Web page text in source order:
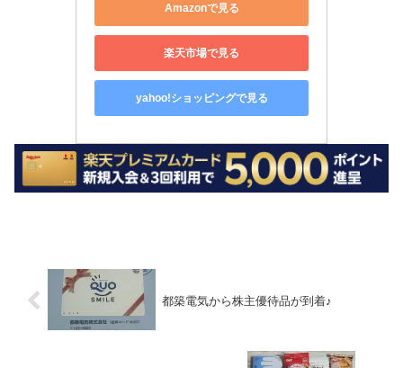
Amazonで見る
楽天市場で見る
yahoo!ショッピングで見る
都築電気から株主優待品が到着♪